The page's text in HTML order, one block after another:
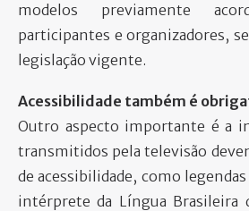
modelos previamente
participantes e organizadores,
legislação vigente.
Acessibilidade também é
Outro aspecto importante é a
transmitidos pela televisão
de acessibilidade, como
intérprete da Língua Brasileira